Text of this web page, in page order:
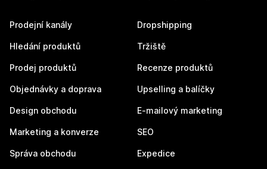
Prodejní kanály
Hledání produktů
Prodej produktů
Objednávky a doprava
Design obchodu
Marketing a konverze
Správa obchodu
Dropshipping
Tržiště
Recenze produktů
Upselling a balíčky
E-mailový marketing
SEO
Expedice